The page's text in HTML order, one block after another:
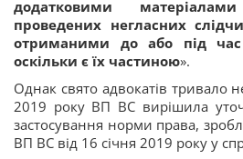
додатковими
проведених негласних
отриманими до або під час
оскільки є їх частиною».
Однак свято адвокатів тривало
2019 року ВП ВС вирішила
застосування норми права,
ВП ВС від 16 січня 2019 року у